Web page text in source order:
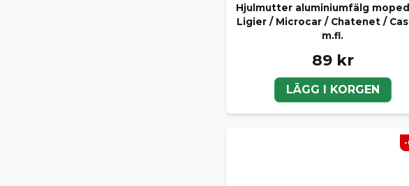
Hjulmutter aluminiumfälg
Ligier / Microcar / Chatenet /
m.fl.
89 kr
LÄGG I KORGEN